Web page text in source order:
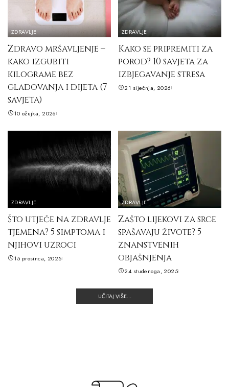
ZDRAVLJE
Zdravo mršavljenje –
kako izgubiti
kilograme bez
gladovanja i dijeta (7
savjeta)
10 ožujka, 2026
ZDRAVLJE
Kako se pripremiti za
porod? 10 savjeta za
izbjegavanje stresa
21 siječnja, 2026
ZDRAVLJE
Što utječe na zdravlje
tjemena? 5 simptoma i
njihovi uzroci
15 prosinca, 2025
ZDRAVLJE
Zašto lijekovi za srce
spašavaju živote? 5
znanstvenih
objašnjenja
24 studenoga, 2025
UČITAJ VIŠE...